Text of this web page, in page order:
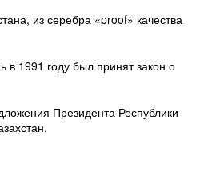
из серебра «proof» качества
в 1991 году был принят закон о
Президента Республики